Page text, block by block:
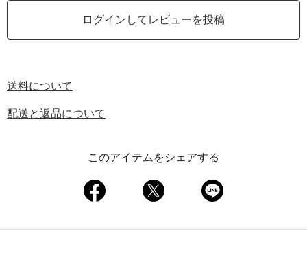
ログインしてレビューを投稿
送料について
配送と返品について
このアイテムをシェアする